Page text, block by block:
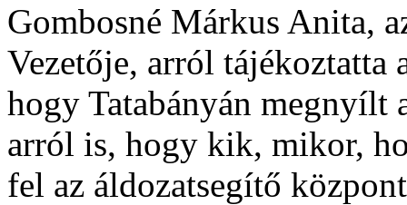
Gombosné Márkus Anita,
Vezetője, arról tájékoztatta
hogy Tatabányán megnyílt
arról is, hogy kik, mikor,
fel az áldozatsegítő